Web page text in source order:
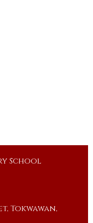
School
Tokwawan,